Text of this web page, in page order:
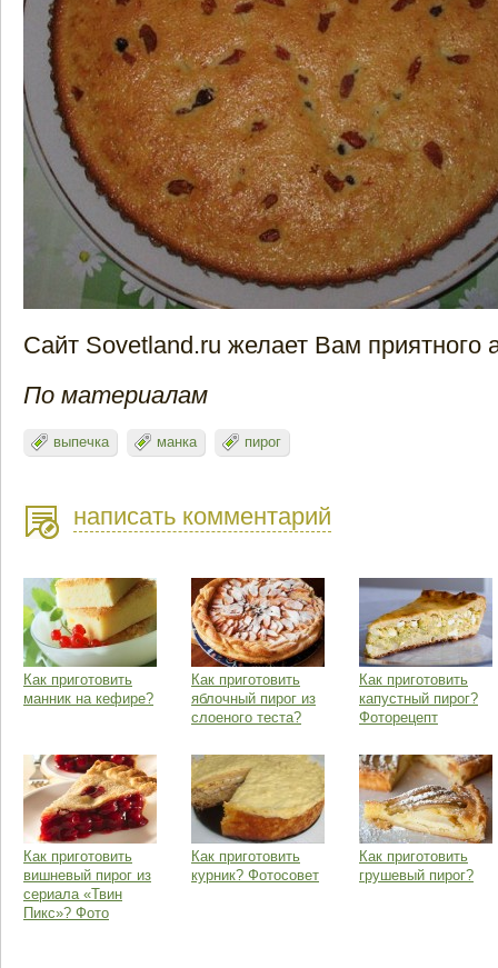
Сайт Sovetland.ru желает Вам приятного
По материалам
выпечка манка пирог
написать комментарий
Как приготовить
манник на кефире?
Как приготовить
яблочный пирог из
слоеного теста?
Как приготовить
капустный пирог?
Фоторецепт
Как приготовить
вишневый пирог из
сериала «Твин
Пикс»? Фото
Как приготовить
курник? Фотосовет
Как приготовить
грушевый пирог?